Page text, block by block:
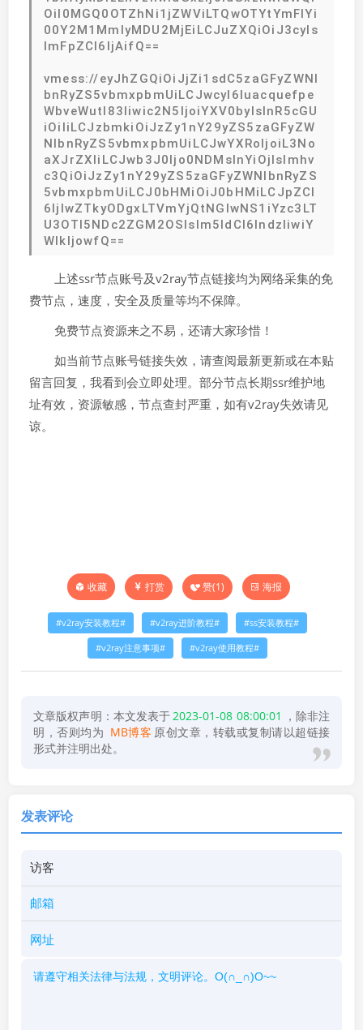
OiI0MGQ0OTZhNi1jZWViLTQwOTYtYmFlYi
00Y2M1MmIyMDU2MjEiLCJuZXQiOiJ3cyIs
ImFpZCI6IjAifQ==
vmess://eyJhZGQiOiJjZi1sdC5zaGFyZWNl
bnRyZS5vbmxpbmUiLCJwcyI6Iuacquefpe
WbveWutl83Iiwic2N5IjoiYXV0byIsInR5cGU
iOiIiLCJzbmkiOiJzZy1nY29yZS5zaGFyZW
NlbnRyZS5vbmxpbmUiLCJwYXRoIjoiL3No
aXJrZXIiLCJwb3J0Ijo0NDMsInYiOjIsImhv
c3QiOiJzZy1nY29yZS5zaGFyZWNlbnRyZS
5vbmxpbmUiLCJ0bHMiOiJ0bHMiLCJpZCI
6IjIwZTkyODgxLTVmYjQtNGIwNS1iYzc3LT
U3OTI5NDc2ZGM2OSIsIm5ldCI6IndzIiwiY
WlkIjowfQ==
上述ssr节点账号及v2ray节点链接均为网络采集的免
费节点，速度，安全及质量等均不保障。
免费节点资源来之不易，还请大家珍惜！
如当前节点账号链接失效，请查阅最新更新或在本贴
留言回复，我看到会立即处理。部分节点长期ssr维护地
址有效，资源敏感，节点查封严重，如有v2ray失效请见
谅。
收藏 打赏 赞(1) 海报
v2ray安装教程 v2ray进阶教程 ss安装教程
v2ray注意事项 v2ray使用教程
文章版权声明：本文发表于2023-01-08 08:00:01
，除非注
明，否则均为 MB博客 原创文章，转载或复制请以超链接
形式并注明出处。
发表评论